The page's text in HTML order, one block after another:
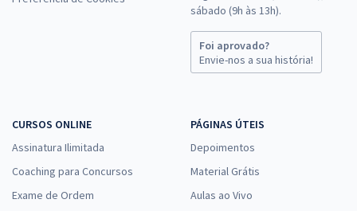
sábado (9h às 13h).
Foi aprovado?
Envie-nos a sua história!
CURSOS ONLINE
Assinatura Ilimitada
Coaching para Concursos
Exame de Ordem
PÁGINAS ÚTEIS
Depoimentos
Material Grátis
Aulas ao Vivo